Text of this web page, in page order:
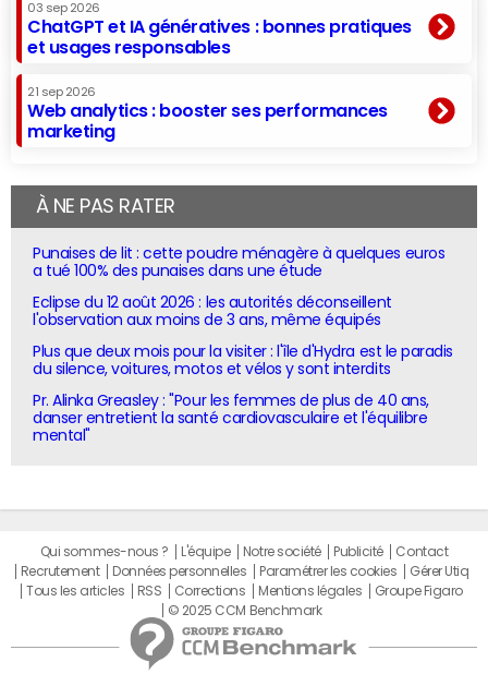
03 sep 2026
ChatGPT et IA génératives : bonnes pratiques
et usages responsables
21 sep 2026
Web analytics : booster ses performances
marketing
À NE PAS RATER
Punaises de lit : cette poudre ménagère à quelques euros
a tué 100% des punaises dans une étude
Eclipse du 12 août 2026 : les autorités déconseillent
l'observation aux moins de 3 ans, même équipés
Plus que deux mois pour la visiter : l'île d'Hydra est le paradis
du silence, voitures, motos et vélos y sont interdits
Pr. Alinka Greasley : "Pour les femmes de plus de 40 ans,
danser entretient la santé cardiovasculaire et l'équilibre
mental"
Qui sommes-nous ? L'équipe Notre société Publicité
Contact
Recrutement
Données personnelles Paramétrer les cookies
Gérer Utiq
Tous les articles
RSS Corrections Mentions légales
Groupe Figaro
© 2025 CCM Benchmark